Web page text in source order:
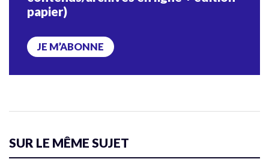
papier)
JE M’ABONNE
SUR LE MÊME SUJET